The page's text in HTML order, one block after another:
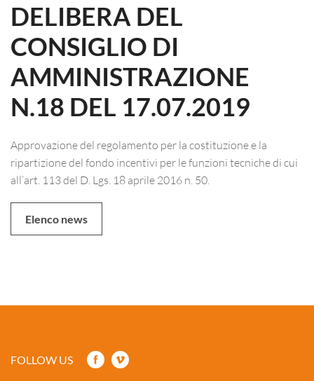
DELIBERA DEL
CONSIGLIO DI
AMMINISTRAZIONE
N.18 DEL 17.07.2019
Approvazione del regolamento per la costituzione e la
ripartizione del fondo incentivi per le funzioni tecniche di cui
all’art. 113 del D. Lgs. 18 aprile 2016 n. 50.
Elenco news
FOLLOW US